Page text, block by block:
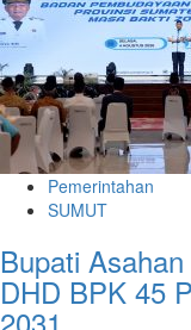
Pemerintahan
SUMUT
Bupati
DHD BPK 45